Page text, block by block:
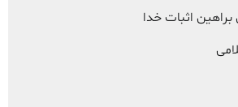
اثبات خدا